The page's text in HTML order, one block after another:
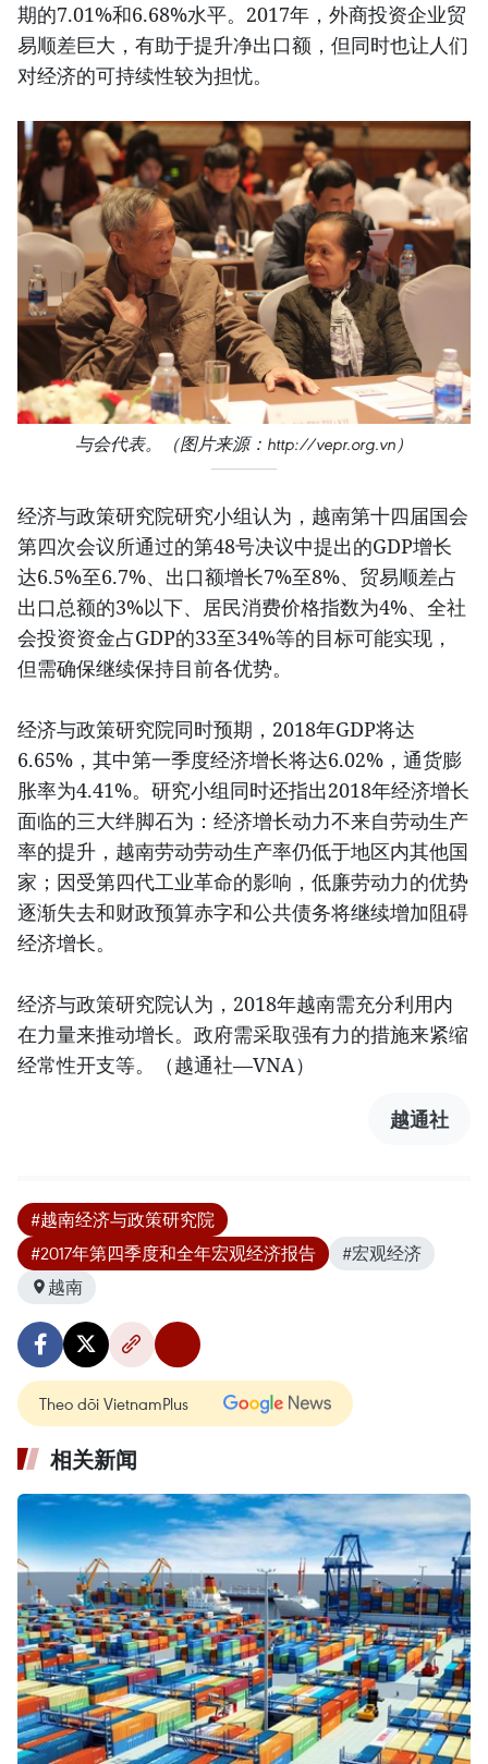
期的7.01%和6.68%水平。2017年，外商投资企业贸
易顺差巨大，有助于提升净出口额，但同时也让人们
对经济的可持续性较为担忧。
与会代表。（图片来源：http://vepr.org.vn）
经济与政策研究院研究小组认为，越南第十四届国会
第四次会议所通过的第48号决议中提出的GDP增长
达6.5%至6.7%、出口额增长7%至8%、贸易顺差占
出口总额的3%以下、居民消费价格指数为4%、全社
会投资资金占GDP的33至34%等的目标可能实现，
但需确保继续保持目前各优势。
经济与政策研究院同时预期，2018年GDP将达
6.65%，其中第一季度经济增长将达6.02%，通货膨
胀率为4.41%。研究小组同时还指出2018年经济增长
面临的三大绊脚石为：经济增长动力不来自劳动生产
率的提升，越南劳动劳动生产率仍低于地区内其他国
家；因受第四代工业革命的影响，低廉劳动力的优势
逐渐失去和财政预算赤字和公共债务将继续增加阻碍
经济增长。
经济与政策研究院认为，2018年越南需充分利用内
在力量来推动增长。政府需采取强有力的措施来紧缩
经常性开支等。（越通社—VNA）
越通社
#越南经济与政策研究院
#2017年第四季度和全年宏观经济报告
#宏观经济
越南
Theo dõi VietnamPlus
相关新闻